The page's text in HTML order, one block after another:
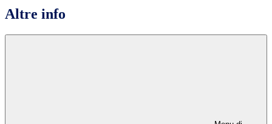
Altre info